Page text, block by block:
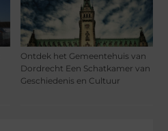
Ontdek het Gemeentehuis van
Dordrecht Een Schatkamer van
Geschiedenis en Cultuur